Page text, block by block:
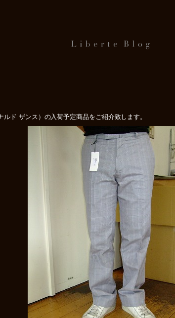
ド ザンス）の入荷予定商品をご紹介致します。